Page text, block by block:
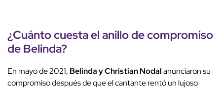
¿Cuánto cuesta el anillo de compromiso
de Belinda?
En mayo de 2021, Belinda y Christian Nodalanunciaron su
compromiso después de que el cantante rentó un lujoso